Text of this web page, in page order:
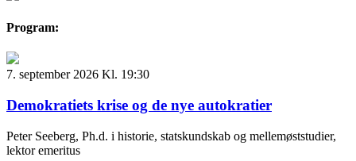
Program:
7. september 2026 Kl. 19:30
Demokratiets krise og de nye autokratier
Peter Seeberg, Ph.d. i historie, statskundskab og mellemøststudier,
lektor emeritus